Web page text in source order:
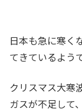
日本も急に寒く
てきているよう
クリスマス大寒
ガスが不足して